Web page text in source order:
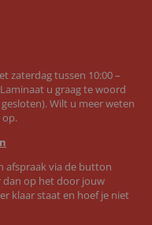
zaterdag tussen 10:00 –
u graag te woord
Wilt u meer weten
op.
afspraak via de button
dan op het door jouw
klaar staat en hoef je niet